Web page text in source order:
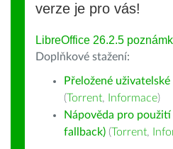
verze je pro vás!
LibreOffice 26.2.5
Doplňkové stažení:
Přeložené
(Torrent, Informace)
Nápověda pro
fallback) (Torrent,